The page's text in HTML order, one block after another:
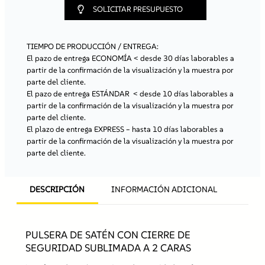
é
n
c
o
n
c
i
e
r
r
e
s
u
r
SOLICITAR PRESUPUESTO
TIEMPO DE PRODUCCIÓN / ENTREGA:
El pazo de entrega ECONOMÍA< desde 30 días laborables a
partir de la confirmación de la visualización y la muestra por
parte del cliente.
El pazo de entrega ESTÁNDAR< desde 10 días laborables a
partir de la confirmación de la visualización y la muestra por
parte del cliente.
El plazo de entrega EXPRESS– hasta 10 días laborables a
partir de la confirmación de la visualización y la muestra por
parte del cliente.
DESCRIPCIÓN INFORMACIÓN ADICIONAL
PULSERA DE SATÉN CON CIERRE DE
SEGURIDAD SUBLIMADA A 2 CARAS